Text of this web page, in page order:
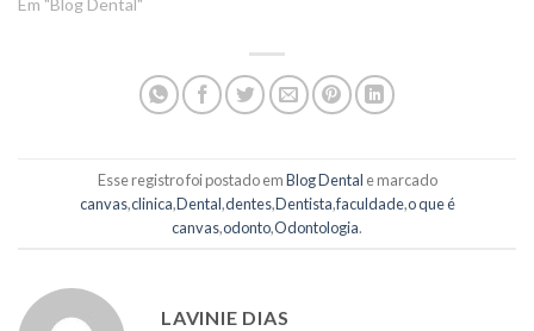
Em "Blog Dental"
Esse registro foi postado emBlog Dental e marcado
canvas,clinica,Dental,dentes,Dentista,faculdade,o que é
canvas,odonto,Odontologia.
LAVINIE DIAS